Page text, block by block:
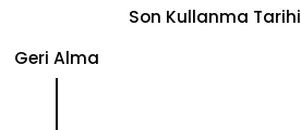
Son Kullanma Tarihi
Geri Alma